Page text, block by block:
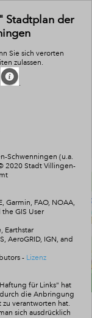
-
Stadtplan der
Sie sich verorten
zulassen.
.
Schwenningen (u.a.
2020 Stadt Villingen-
Garmin, FAO, NOAA,
GIS User
Earthstar
AeroGRID, IGN, and
- Lizenz
für Links" hat
die Anbringung
verantworten hat.
sich ausdrücklich